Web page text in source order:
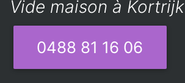
Vide maison à Kortrijk
0488 81 16 06